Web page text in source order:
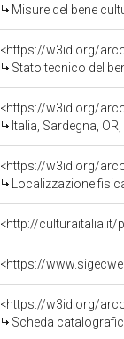
Misure del bene
<https://w3id.org/
Stato tecnico del
<https://w3id.org/
Italia, Sardegna,
<https://w3id.org/
Localizzazione
<http://culturaitalia.it/
<https://w3id.org/
Scheda